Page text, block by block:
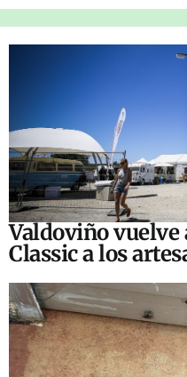
Valdoviño
Classic a los